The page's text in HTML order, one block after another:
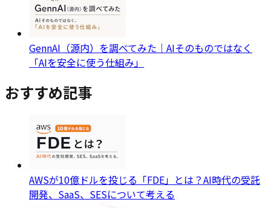
GennAI（源内）を調べてみた｜AIそのものではなく
「AIを安全に使う仕組み」
おすすめ記事
AWSが10億ドルを投じる「FDE」とは？AI時代の受託
開発、SaaS、SESについて考える